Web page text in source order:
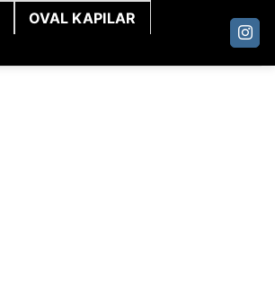
OVAL KAPILAR